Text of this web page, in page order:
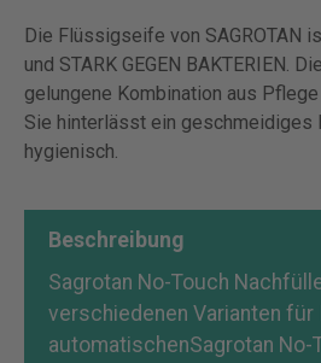
Die Flüssigseife von SAGROTAN
und STARK GEGEN BAKTERIEN.
gelungene Kombination aus
Sie hinterlässt ein geschmeidiges
hygienisch.
Beschreibung
Sagrotan No-Touch
verschiedenen Varianten für
automatischenSagrotan No-